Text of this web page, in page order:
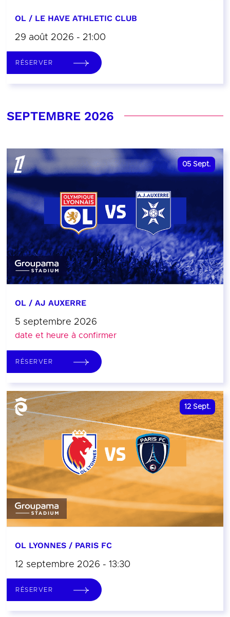
OL / LE HAVE ATHLETIC CLUB
29 août 2026 - 21:00
RÉSERVER
SEPTEMBRE 2026
05 Sept.
OL / AJ AUXERRE
5 septembre 2026
date et heure à confirmer
RÉSERVER
12 Sept.
OL LYONNES / PARIS FC
12 septembre 2026 - 13:30
RÉSERVER